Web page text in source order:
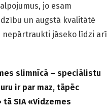
jo esam
un augstā kvalitātē
nepārtraukti jāseko līdzi arī
slimnīcā – speciālistu
ir par maz, tāpēc
SIA «Vidzemes